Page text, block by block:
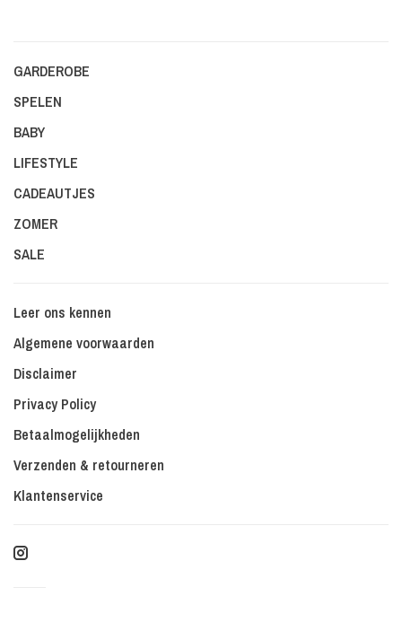
GARDEROBE
SPELEN
BABY
LIFESTYLE
CADEAUTJES
ZOMER
SALE
Leer ons kennen
Algemene voorwaarden
Disclaimer
Privacy Policy
Betaalmogelijkheden
Verzenden & retourneren
Klantenservice